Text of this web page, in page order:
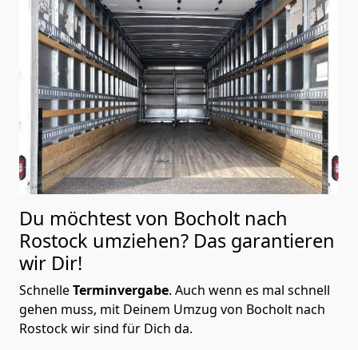
Du möchtest von Bocholt nach
Rostock umziehen? Das garantieren
wir Dir!
SchnelleTerminvergabe. Auch wenn es mal schnell
gehen muss, mit Deinem Umzug von Bocholt nach
Rostock wir sind für Dich da.